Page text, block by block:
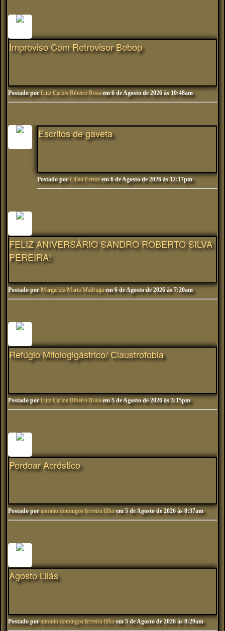
Improviso Com Retrovisor Bebop
Postado porLuiz Carlos Ribeiro Rosa em 6 de Agosto de 2026 às 10:48am
Escritos de gaveta
Postado porLilian Ferraz em 6 de Agosto de 2026 às 12:17pm
FELIZ ANIVERSÁRIO SANDRO ROBERTO SILVA
PEREIRA!
Postado porMargarida Maria Madruga em 6 de Agosto de 2026 às 7:20am
Refúgio Mitologigástrico/ Claustrofobia
Postado porLuiz Carlos Ribeiro Rosa em 5 de Agosto de 2026 às 3:15pm
Perdoar Acróstico
Postado porantonio domingos ferreira filho em 5 de Agosto de 2026 às 8:37am
Agosto Lilás
Postado porantonio domingos ferreira filho em 5 de Agosto de 2026 às 8:29am